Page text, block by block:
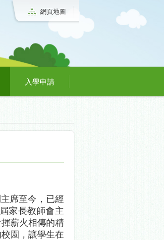
網頁地圖
入學申請
席至今，已經
家長教師會主
薪火相傳的精
園，讓學生在